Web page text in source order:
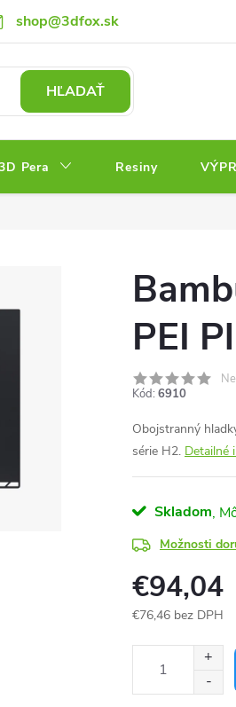
shop@3dfox.sk
údajov
HĽADAŤ
Pera Resiny
PEI
Kód: 6910
Obojstranný
série H2. Detailné
Skladom
Možnosti
€94,04
€76,46 bez DPH